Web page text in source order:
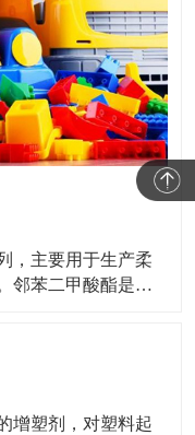
主要用于生产柔
邻苯二甲酸酯是世
酯适用于大量要
品中。高邻苯二甲
塑剂，对塑料起